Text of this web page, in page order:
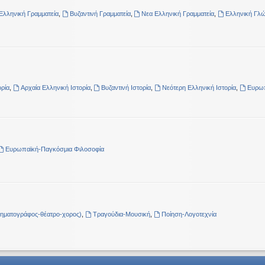
Γραμματεία, Βυζαντινή Γραμματεία, Νεα Ελληνική Γραμματεία Ελληνική
, Αρχαία Ελληνική Ιστορία, Βυζαντινή Ιστορία Νεότερη Ελληνική Ιστορία
Ευρωπαϊκή-Παγκόσμια Φιλοσοφία
θέατρο-χορος) Τραγούδια-Μουσική, Ποίηση-Λογοτεχνία